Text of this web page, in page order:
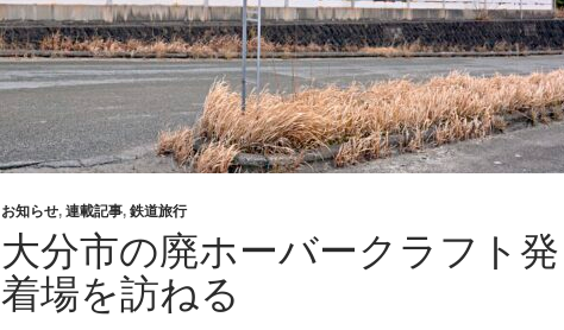
お知らせ, 連載記事, 鉄道旅行
大分市の廃ホーバークラフト発
着場を訪ねる